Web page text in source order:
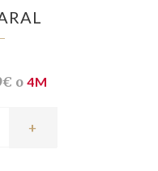
o 4M
+